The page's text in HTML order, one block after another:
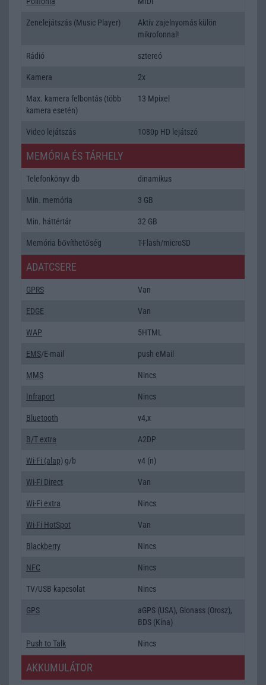
Zenelejátszás (Music Player)
Aktív zajelnyomás külön
mikrofonnal!
Rádió sztereó
Kamera 2x
Max. kamera felbontás (több
kamera esetén)
13 Mpixel
Video lejátszás 1080p HD lejátszó
MEMÓRIA ÉS TÁRHELY
Telefonkönyv db dinamikus
Min. memória 3 GB
Min. háttértár 32 GB
Memória bővíthetőség T-Flash/microSD
ADATCSERE
GPRS Van
EDGE Van
WAP 5HTML
EMS/E-mail push eMail
MMS Nincs
Infraport Nincs
Bluetooth v4,x
B/T extra A2DP
Wi-Fi (alap) g/b v4 (n)
Wi-Fi Direct Van
Wi-Fi extra Nincs
Wi-Fi HotSpot Van
Blackberry Nincs
NFC Nincs
TV/USB kapcsolat Nincs
GPS
aGPS (USA), Glonass (Orosz),
BDS (Kína)
Push to Talk Nincs
AKKUMULÁTOR